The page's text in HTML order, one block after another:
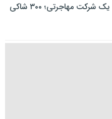
کلاهبرداری ۴ همتی یک شرکت مهاجرتی؛ ۳۰۰ شاکی